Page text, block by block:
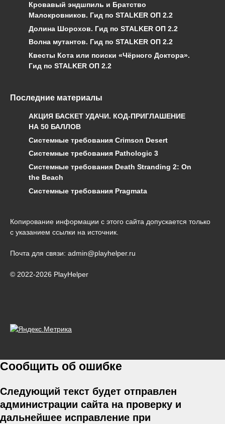
Кровавый эндшпиль и Братство
Малокровников. Гид по STALKER ОП 2.2
Долина Шорохов. Гид по STALKER ОП 2.2
Волна мутантов. Гид по STALKER ОП 2.2
Квесты Кота или поиски «Чёрного Доктора».
Гид по STALKER ОП 2.2
Последние материалы
АКЦИЯ БАСКЕТ УДАЧИ. КОД-ПРИГЛАШЕНИЕ
НА 50 БАЛЛОВ
Системные требования Crimson Desert
Системные требования Pathologic 3
Системные требования Death Stranding 2: On
the Beach
Системные требования Pragmata
Копирование информации с этого сайта допускается только
с указанием ссылки на источник.
Почта для связи: admin@playhelper.ru
© 2022-2026 PlayHelper
Сообщить об ошибке
Следующий текст будет отправлен
администрации сайта на проверку и
дальнейшее исправление при